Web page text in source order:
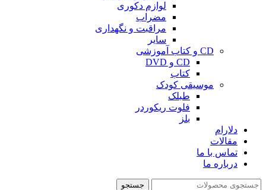
لوازم دکوری
مضراب
مراقبت و نگهداری
سایر
CD و کتاب آموزشی
CD و DVD
کتاب
موسیقی کودک
طبلک
فلوت ریکوردر
بلز
دلارام
مقالات
تماس با ما
درباره ما
جستجو